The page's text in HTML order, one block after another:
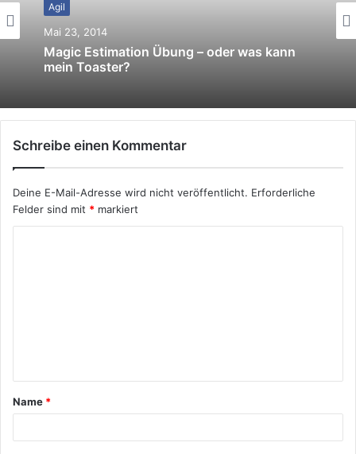
Agil
Mai 23, 2014
Magic Estimation Übung – oder was kann
mein Toaster?
Schreibe einen Kommentar
Deine E-Mail-Adresse wird nicht veröffentlicht. Erforderliche
Felder sind mit * markiert
Name *